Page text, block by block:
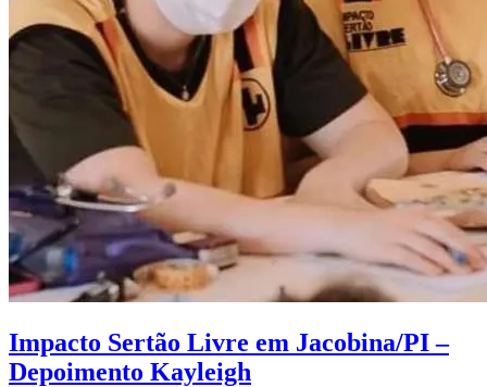
Impacto Sertão Livre em Jacobina/PI –
Depoimento Kayleigh